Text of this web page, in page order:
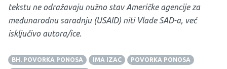
tekstu ne odražavaju nužno stav Američke agencije za
međunarodnu saradnju (USAID) niti Vlade SAD-a, već
isključivo autora/ice.
BH. POVORKA PONOSA IMA IZAC
POVORKA PONOSA